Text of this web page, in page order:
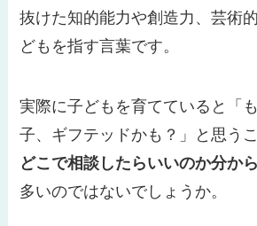
抜けた知的能力や創造力、芸術
どもを指す言葉です。
実際に子どもを育てていると「
子、ギフテッドかも？」と思う
どこで相談したらいいのか分か
多いのではないでしょうか。